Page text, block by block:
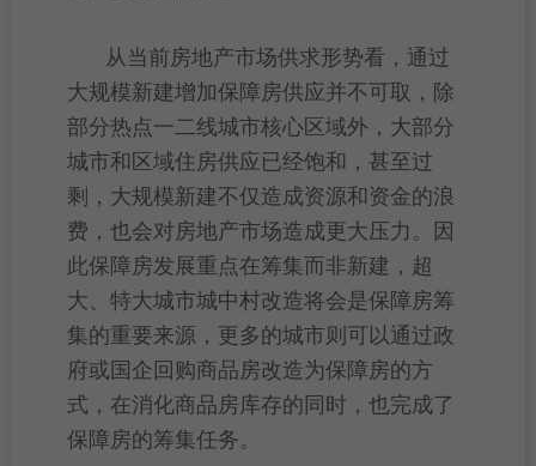
从当前房地产市场供求形势看，通过
大规模新建增加保障房供应并不可取，除
部分热点一二线城市核心区域外，大部分
城市和区域住房供应已经饱和，甚至过
剩，大规模新建不仅造成资源和资金的浪
费，也会对房地产市场造成更大压力。因
此保障房发展重点在筹集而非新建，超
大、特大城市城中村改造将会是保障房筹
集的重要来源，更多的城市则可以通过政
府或国企回购商品房改造为保障房的方
式，在消化商品房库存的同时，也完成了
保障房的筹集任务。